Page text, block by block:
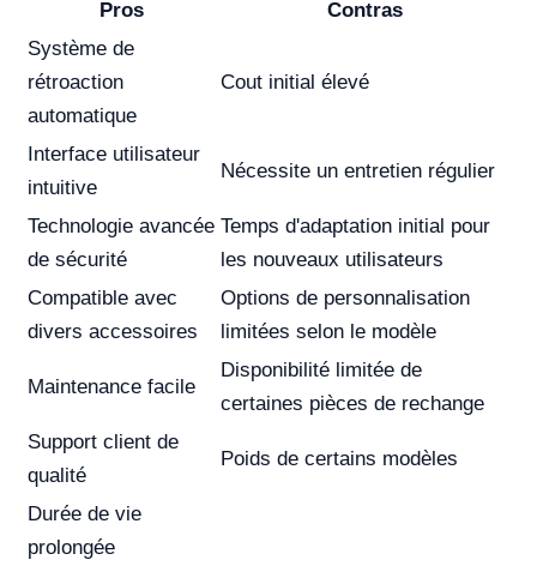
Pros
Contras
Système de
rétroaction
automatique
Cout initial élevé
Interface utilisateur
intuitive
Nécessite un entretien régulier
Technologie avancée
de sécurité
Temps d'adaptation initial pour
les nouveaux utilisateurs
Compatible avec
divers accessoires
Options de personnalisation
limitées selon le modèle
Maintenance facile
Disponibilité limitée de
certaines pièces de rechange
Support client de
qualité
Poids de certains modèles
Durée de vie
prolongée